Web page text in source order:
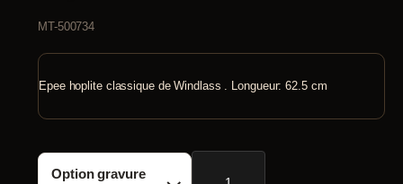
MT-500734
Epee hoplite classique de Windlass . Longueur: 62.5 cm
Option gravure
quantité